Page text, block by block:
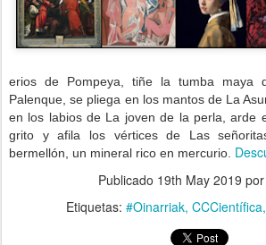
erios de Pompeya, tiñe la tumba maya
Palenque, se pliega en los mantos de La
en los labios de La joven de la perla, arde
grito y afila los vértices de Las
bermellón, un mineral rico en mercurio.
Publicado 19th May 2019 por
Etiquetas: #Oinarriak CCCientífica